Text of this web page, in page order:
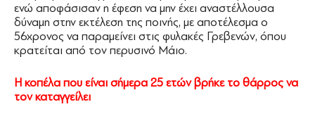
ενώ αποφάσισαν η έφεση να μην έχει αναστέλλουσα
δύναμη στην εκτέλεση της ποινής, με αποτέλεσμα ο
56χρονος να παραμείνει στις φυλακές Γρεβενών, όπου
κρατείται από τον περυσινό Μάιο.
Η κοπέλα που είναι σήμερα 25 ετών βρήκε το θάρρος να
τον καταγγείλει